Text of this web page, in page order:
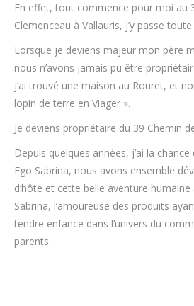
En effet, tout commence pour moi au
Clemenceau à Vallauris, j’y passe
Lorsque je deviens majeur mon père
nous n’avons jamais pu être
j’ai trouvé une maison au Rouret, et
lopin de terre en Viager ».
Je deviens propriétaire du 39 Chemin
Depuis quelques années, j’ai la
Ego Sabrina, nous avons ensemble
d’hôte et cette belle aventure
Sabrina, l’amoureuse des produits
tendre enfance dans l’univers du
parents.